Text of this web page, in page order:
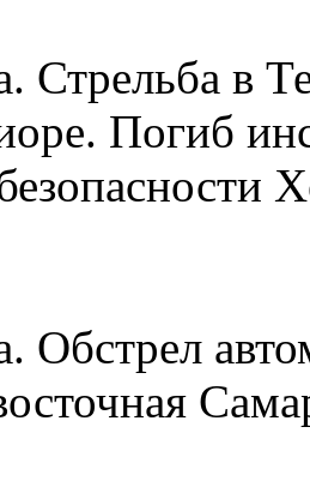
Стрельба в
Погиб
Обстрел